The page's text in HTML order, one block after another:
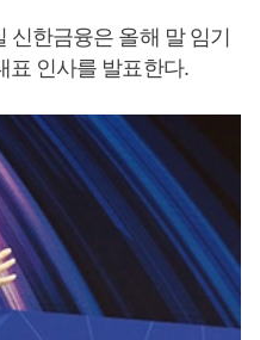
한금융은 올해 말 임기
표 인사를 발표한다.